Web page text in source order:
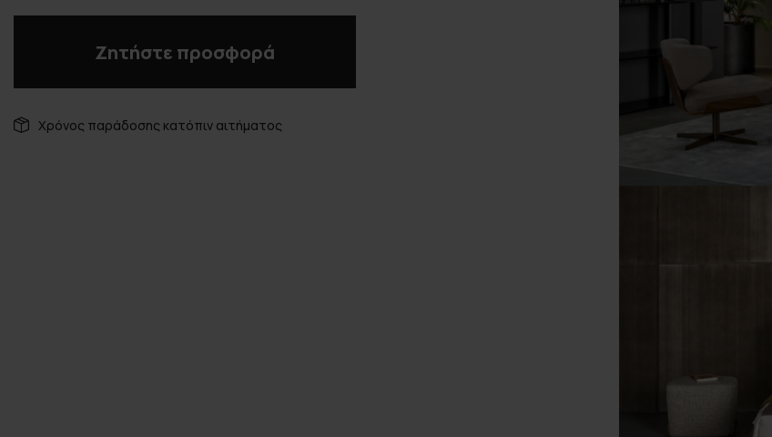
Ζητήστε προσφορά
Χρόνος παράδοσης κατόπιν αιτήματος